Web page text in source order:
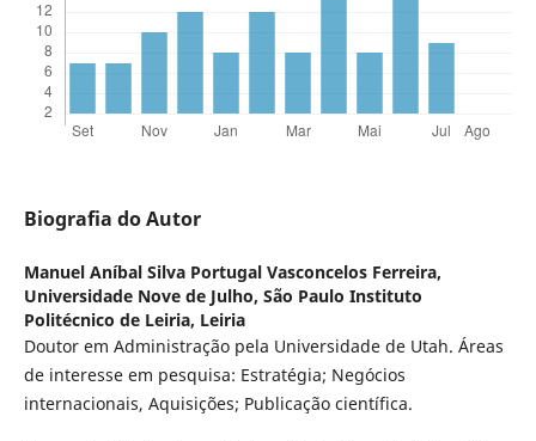
Biografia do Autor
Manuel Aníbal Silva Portugal Vasconcelos Ferreira,
Universidade Nove de Julho, São Paulo Instituto
Politécnico de Leiria, Leiria
Doutor em Administração pela Universidade de Utah. Áreas
de interesse em pesquisa: Estratégia; Negócios
internacionais, Aquisições; Publicação científica.